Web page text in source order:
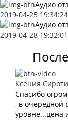
Аудио
2019-04-25 19:34:24
Аудио
2019-04-28 19:32:01
Ксения
Спасибо
, в очередной
уровне...цена